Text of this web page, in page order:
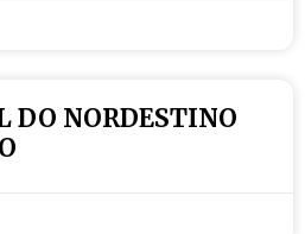
DO NORDESTINO